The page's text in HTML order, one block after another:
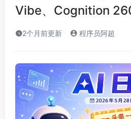
Vibe、Cognition
2个月前更新 程序员阿超